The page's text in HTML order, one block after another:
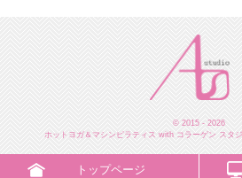
© 2015 - 2026
ホットヨガ＆マシンピラティス with コラーゲン スタ
トップページ